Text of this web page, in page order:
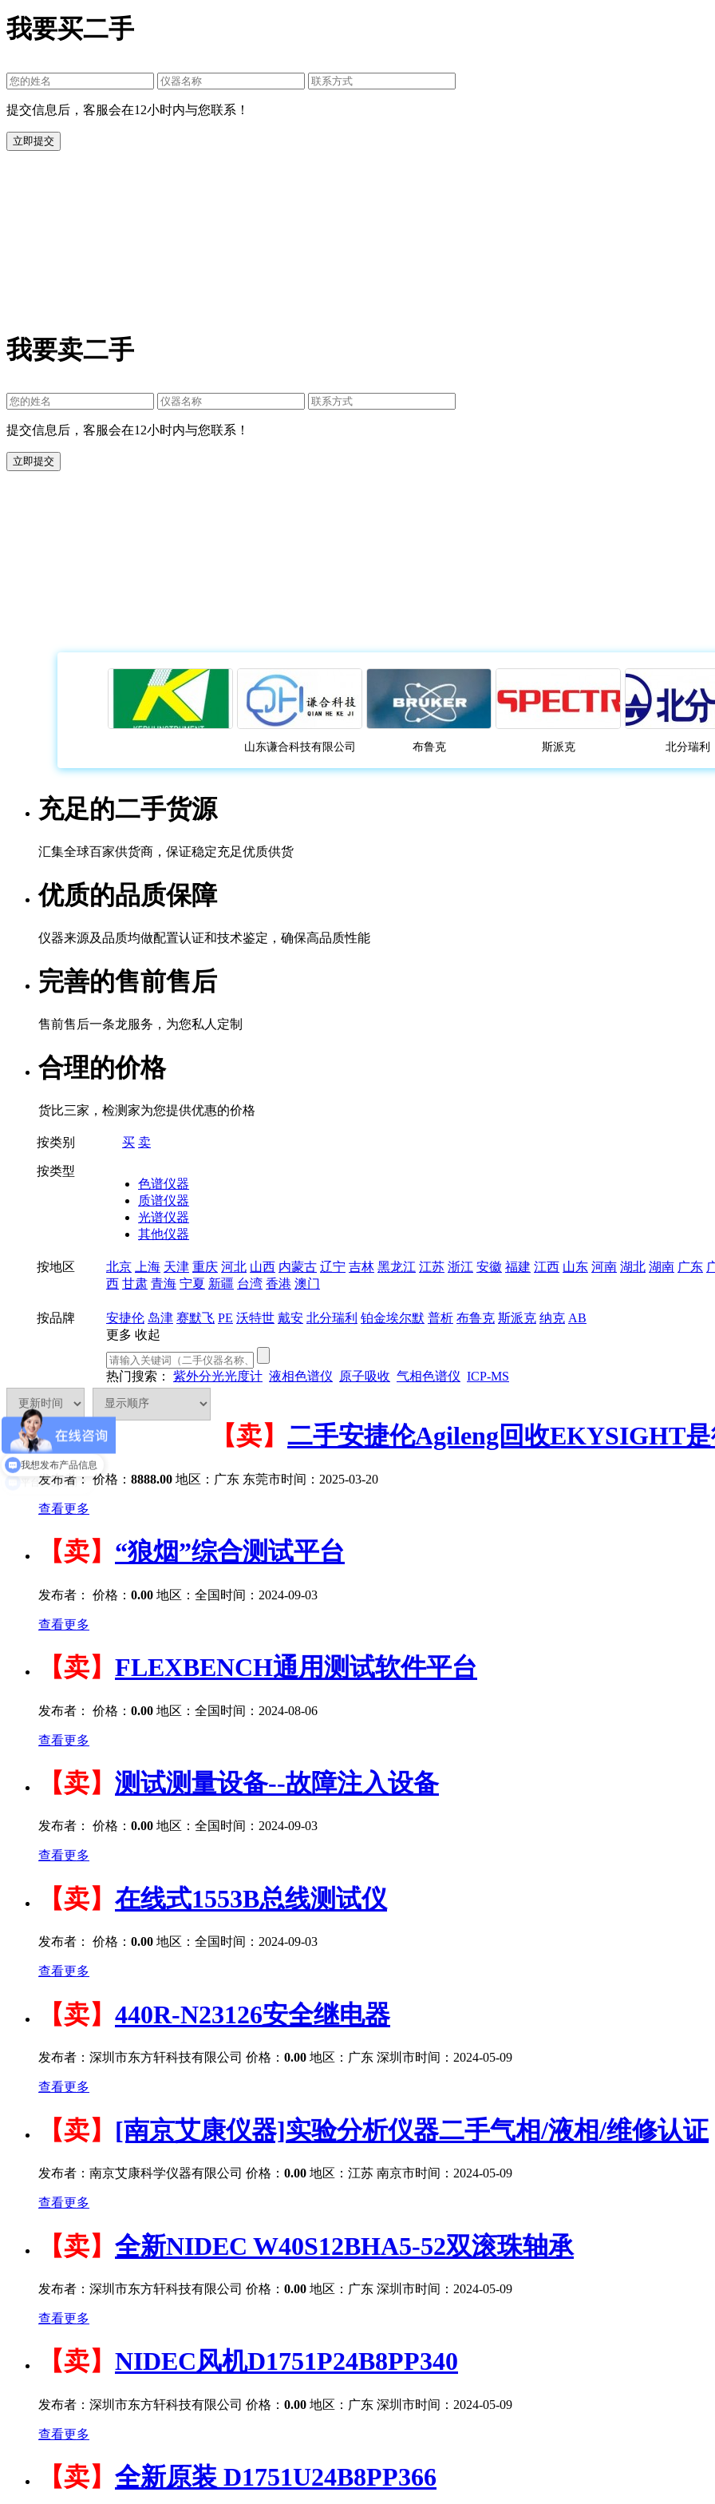
我要买二手
提交信息后，客服会在12小时内与您联系！
我要卖二手
提交信息后，客服会在12小时内与您联系！
山东谦合科技有限公司 布鲁克 斯派克 北分瑞利
充足的二手货源
汇集全球百家供货商，保证稳定充足优质供货
优质的品质保障
仪器来源及品质均做配置认证和技术鉴定，确保高品质性能
完善的售前售后
售前售后一条龙服务，为您私人定制
合理的价格
货比三家，检测家为您提供优惠的价格
按类别 买 卖
按类型
色谱仪器
质谱仪器
光谱仪器
其他仪器
按地区 北京 上海 天津 重庆 河北 山西 内蒙古 辽宁 吉林 黑龙江 江苏 浙江 安徽 福建 江西 山东 河南 湖北 湖南 广东
西 甘肃 青海 宁夏 新疆 台湾 香港 澳门
按品牌 安捷伦 岛津 赛默飞 PE 沃特世 戴安 北分瑞利 铂金埃尔默 普析 布鲁克 斯派克 纳克 AB
更多 收起
热门搜索： 紫外分光光度计 液相色谱仪 原子吸收 气相色谱仪 ICP-MS
【卖】 二手安捷伦Agileng回收EKYSIGHT是
发布者： 价格： 8888.00 地区：广东 东莞市时间：2025-03-20
查看更多
【卖】 “狼烟”综合测试平台
发布者： 价格： 0.00 地区：全国时间：2024-09-03
查看更多
【卖】 FLEXBENCH通用测试软件平台
发布者： 价格： 0.00 地区：全国时间：2024-08-06
查看更多
【卖】 测试测量设备--故障注入设备
发布者： 价格： 0.00 地区：全国时间：2024-09-03
查看更多
【卖】 在线式1553B总线测试仪
发布者： 价格： 0.00 地区：全国时间：2024-09-03
查看更多
【卖】 440R-N23126安全继电器
发布者：深圳市东方轩科技有限公司 价格： 0.00 地区：广东 深圳市时间：2024-05-09
查看更多
【卖】 [南京艾康仪器]实验分析仪器二手气相/液相/维修认证
发布者：南京艾康科学仪器有限公司 价格： 0.00 地区：江苏 南京市时间：2024-05-09
查看更多
【卖】 全新NIDEC W40S12BHA5-52双滚珠轴承
发布者：深圳市东方轩科技有限公司 价格： 0.00 地区：广东 深圳市时间：2024-05-09
查看更多
【卖】 NIDEC风机D1751P24B8PP340
发布者：深圳市东方轩科技有限公司 价格： 0.00 地区：广东 深圳市时间：2024-05-09
查看更多
【卖】 全新原装 D1751U24B8PP366
我想发布产品信息